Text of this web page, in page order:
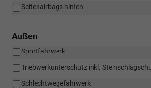
Seitenairbags hinten
Außen
Sportfahrwerk
Triebwerkunterschutz inkl.
Schlechtwegefahrwerk